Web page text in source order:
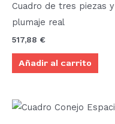
Cuadro de tres piezas y
plumaje real
517,88 €
Añadir al carrito